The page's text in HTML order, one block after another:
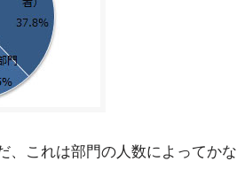
、これは部門の人数によってかな